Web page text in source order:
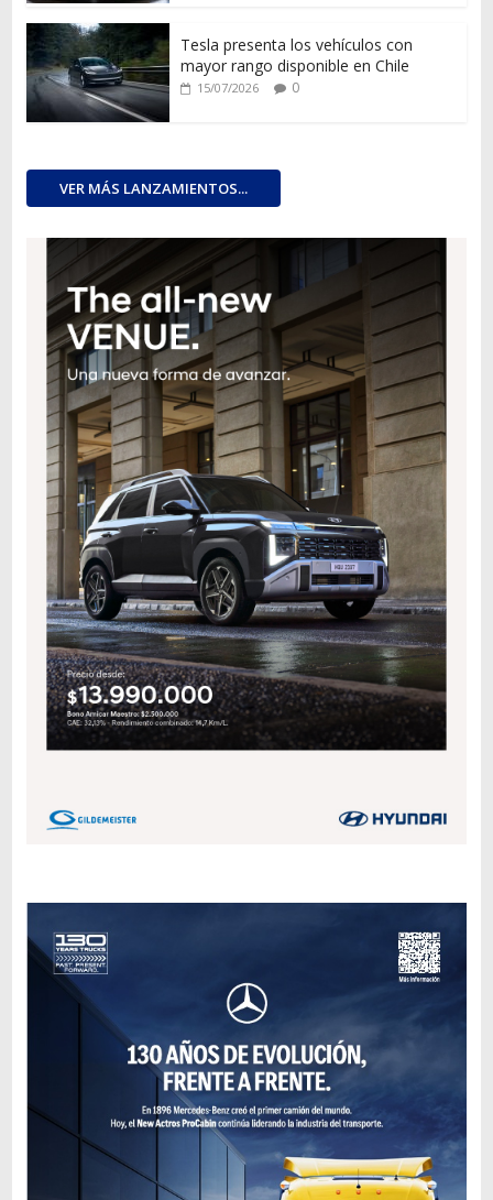
Tesla presenta los vehículos con
mayor rango disponible en Chile
15/07/2026 0
VER MÁS LANZAMIENTOS...